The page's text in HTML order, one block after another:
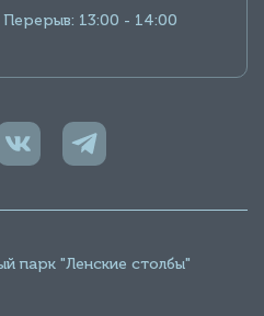
13:00 - 14:00
парк "Ленские столбы"